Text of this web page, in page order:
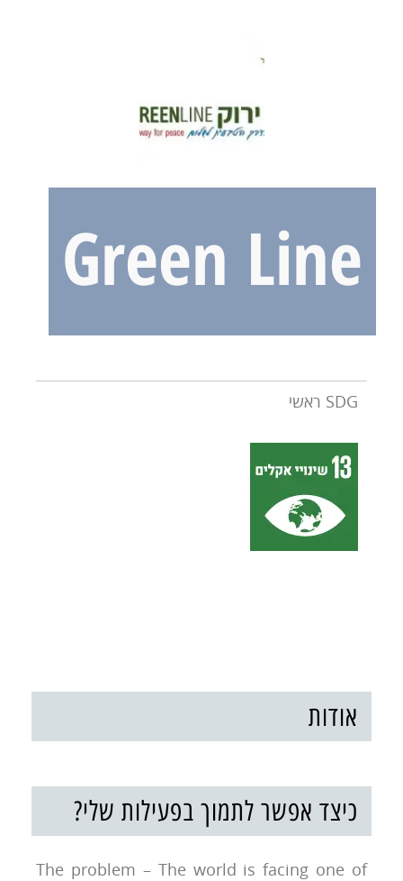
Green Line
SDG ראשי
אודות
כיצד אפשר לתמוך בפעילות שלי?
The problem – The world is facing one of